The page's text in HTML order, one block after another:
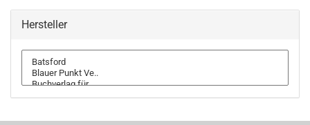
Hersteller